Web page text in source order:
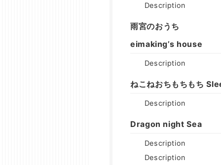
Description
雨宮のおうち
eimaking’s house
Description
ねこねおちもちもち
Description
Dragon night Sea
Description
Description